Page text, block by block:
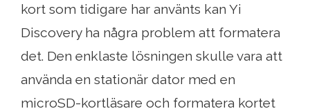
kort som tidigare har använts kan Yi
Discovery ha några problem att formatera
det. Den enklaste lösningen skulle vara att
använda en stationär dator med en
microSD-kortläsare och formatera kortet